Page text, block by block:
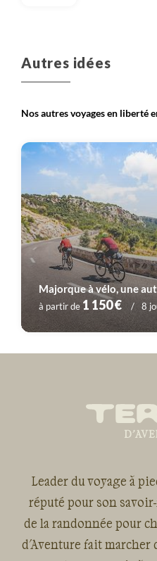
Autres idées
Nos autres voyages en liberté
à partir de 1 150 € 8
Leader du voyage à
réputé pour son
de la randonnée pour
d'Aventure fait marcher